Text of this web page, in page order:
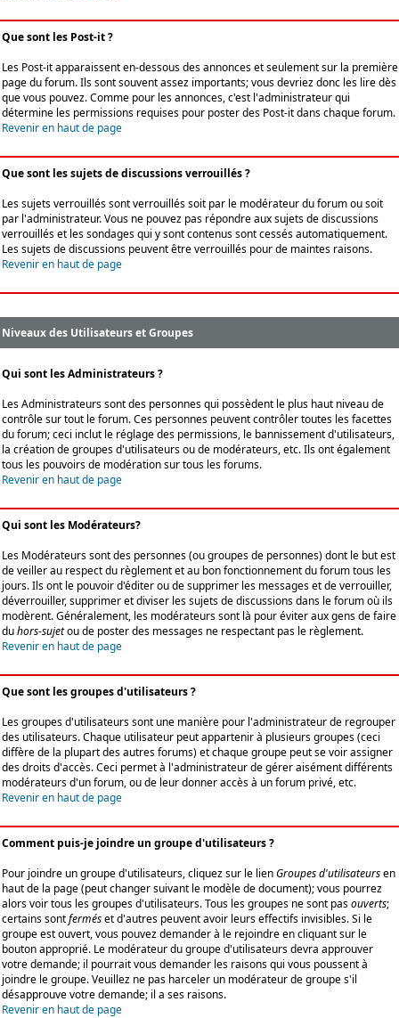
Que sont les Post-it ?
Les Post-it apparaissent en-dessous des annonces et seulement sur la première
page du forum. Ils sont souvent assez importants; vous devriez donc les lire dès
que vous pouvez. Comme pour les annonces, c'est l'administrateur qui
détermine les permissions requises pour poster des Post-it dans chaque forum.
Revenir en haut de page
Que sont les sujets de discussions verrouillés ?
Les sujets verrouillés sont verrouillés soit par le modérateur du forum ou soit
par l'administrateur. Vous ne pouvez pas répondre aux sujets de discussions
verrouillés et les sondages qui y sont contenus sont cessés automatiquement.
Les sujets de discussions peuvent être verrouillés pour de maintes raisons.
Revenir en haut de page
Niveaux des Utilisateurs et Groupes
Qui sont les Administrateurs ?
Les Administrateurs sont des personnes qui possèdent le plus haut niveau de
contrôle sur tout le forum. Ces personnes peuvent contrôler toutes les facettes
du forum; ceci inclut le réglage des permissions, le bannissement d'utilisateurs,
la création de groupes d'utilisateurs ou de modérateurs, etc. Ils ont également
tous les pouvoirs de modération sur tous les forums.
Revenir en haut de page
Qui sont les Modérateurs?
Les Modérateurs sont des personnes (ou groupes de personnes) dont le but est
de veiller au respect du règlement et au bon fonctionnement du forum tous les
jours. Ils ont le pouvoir d'éditer ou de supprimer les messages et de verrouiller,
déverrouiller, supprimer et diviser les sujets de discussions dans le forum où ils
modèrent. Généralement, les modérateurs sont là pour éviter aux gens de faire
duhors-sujetou de poster des messages ne respectant pas le règlement.
Revenir en haut de page
Que sont les groupes d'utilisateurs ?
Les groupes d'utilisateurs sont une manière pour l'administrateur de regrouper
des utilisateurs. Chaque utilisateur peut appartenir à plusieurs groupes (ceci
diffère de la plupart des autres forums) et chaque groupe peut se voir assigner
des droits d'accès. Ceci permet à l'administrateur de gérer aisément différents
modérateurs d'un forum, ou de leur donner accès à un forum privé, etc.
Revenir en haut de page
Comment puis-je joindre un groupe d'utilisateurs ?
Pour joindre un groupe d'utilisateurs, cliquez sur le lienGroupes d'utilisateursen
haut de la page (peut changer suivant le modèle de document); vous pourrez
alors voir tous les groupes d'utilisateurs. Tous les groupes ne sont pasouverts;
certains sontferméset d'autres peuvent avoir leurs effectifs invisibles. Si le
groupe est ouvert, vous pouvez demander à le rejoindre en cliquant sur le
bouton approprié. Le modérateur du groupe d'utilisateurs devra approuver
votre demande; il pourrait vous demander les raisons qui vous poussent à
joindre le groupe. Veuillez ne pas harceler un modérateur de groupe s'il
désapprouve votre demande; il a ses raisons.
Revenir en haut de page